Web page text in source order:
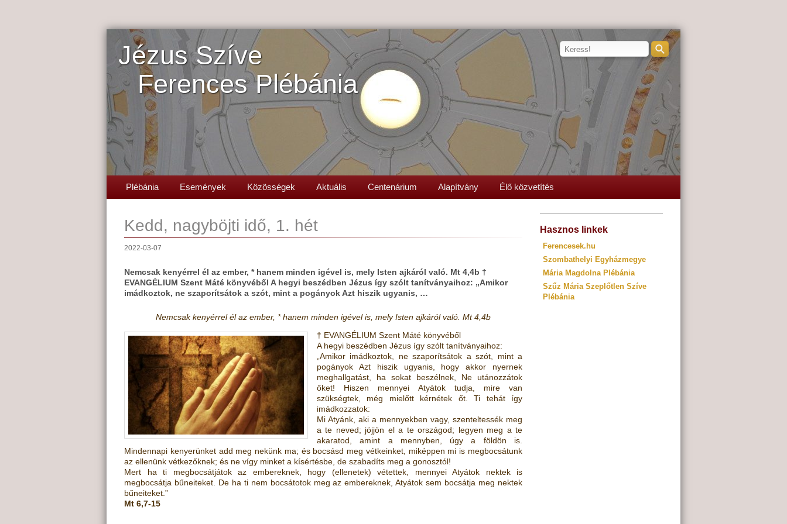
Jézus Szíve
Ferences Plébánia
Plébánia Események Közösségek Aktuális Centenárium Alapítvány Élő közvetítés
Kedd, nagyböjti idő, 1. hét
2022-03-07
Nemcsak kenyérrel él az ember, * hanem minden igével is, mely Isten ajkáról való. Mt 4,4b †
EVANGÉLIUM Szent Máté könyvéből A hegyi beszédben Jézus így szólt tanítványaihoz: „Amikor
imádkoztok, ne szaporítsátok a szót, mint a pogányok Azt hiszik ugyanis, …
Nemcsak kenyérrel él az ember, * hanem minden igével is, mely Isten ajkáról való. Mt 4,4b
† EVANGÉLIUM Szent Máté könyvéből
A hegyi beszédben Jézus így szólt tanítványaihoz:
„Amikor imádkoztok, ne szaporítsátok a szót, mint a
pogányok Azt hiszik ugyanis, hogy akkor nyernek
meghallgatást, ha sokat beszélnek, Ne utánozzátok
őket! Hiszen mennyei Atyátok tudja, mire van
szükségtek, még mielőtt kérnétek őt. Ti tehát így
imádkozzatok:
Mi Atyánk, aki a mennyekben vagy, szenteltessék meg
a te neved; jöjjön el a te országod; legyen meg a te
akaratod, amint a mennyben, úgy a földön is.
Mindennapi kenyerünket add meg nekünk ma; és bocsásd meg vétkeinket, miképpen mi is megbocsátunk
az ellenünk vétkezőknek; és ne vígy minket a kísértésbe, de szabadíts meg a gonosztól!
Mert ha ti megbocsátjátok az embereknek, hogy (ellenetek) vétettek, mennyei Atyátok nektek is
megbocsátja bűneiteket. De ha ti nem bocsátotok meg az embereknek, Atyátok sem bocsátja meg nektek
bűneiteket.”
Mt 6,7-15
Hasznos linkek
Ferencesek.hu
Szombathelyi Egyházmegye
Mária Magdolna Plébánia
Szűz Mária Szeplőtlen Szíve
Plébánia